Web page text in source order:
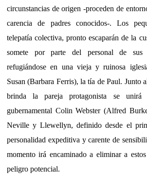
circunstancias de origen -proceden de
carencia de padres conocidos-. Los
telepatía colectiva, pronto escaparán de la
somete por parte del personal de sus
refugiándose en una vieja y ruinosa
Susan (Barbara Ferris), la tía de Paul. Junto
brinda la pareja protagonista se unirá
gubernamental Colin Webster (Alfred
Neville y Llewellyn, definido desde el
personalidad expeditiva y carente de
momento irá encaminado a eliminar a
peligro potencial.